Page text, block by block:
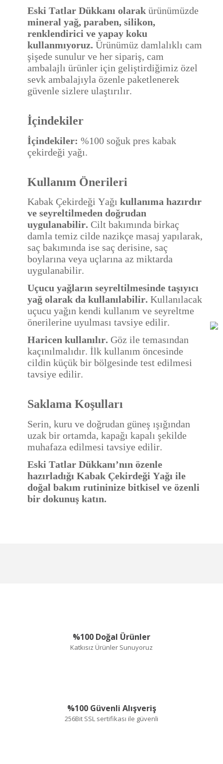
Eski Tatlar Dükkanı olarak ürünümüzde
mineral yağ, paraben, silikon,
renklendirici ve yapay koku
kullanmıyoruz. Ürünümüz damlalıklı cam
şişede sunulur ve her sipariş, cam
ambalajlı ürünler için geliştirdiğimiz özel
sevk ambalajıyla özenle paketlenerek
güvenle sizlere ulaştırılır.
İçindekiler
İçindekiler: %100 soğuk pres kabak
çekirdeği yağı.
Kullanım Önerileri
Kabak Çekirdeği Yağı kullanıma hazırdır
ve seyreltilmeden doğrudan
uygulanabilir. Cilt bakımında birkaç
damla temiz cilde nazikçe masaj yapılarak,
saç bakımında ise saç derisine, saç
boylarına veya uçlarına az miktarda
uygulanabilir.
Uçucu yağların seyreltilmesinde taşıyıcı
yağ olarak da kullanılabilir. Kullanılacak
uçucu yağın kendi kullanım ve seyreltme
önerilerine uyulması tavsiye edilir.
Haricen kullanılır. Göz ile temasından
kaçınılmalıdır. İlk kullanım öncesinde
cildin küçük bir bölgesinde test edilmesi
tavsiye edilir.
Saklama Koşulları
Serin, kuru ve doğrudan güneş ışığından
uzak bir ortamda, kapağı kapalı şekilde
muhafaza edilmesi tavsiye edilir.
Eski Tatlar Dükkanı’nın özenle
hazırladığı Kabak Çekirdeği Yağı ile
doğal bakım rutininize bitkisel ve özenli
bir dokunuş katın.
E... T... | 22/04/2024
E... Ş... | 27/02/2024
%100 Doğal Ürünler
Katkısız Ürünler Sunuyoruz
%100 Güvenli Alışveriş
256Bit SSL sertifikası ile güvenli